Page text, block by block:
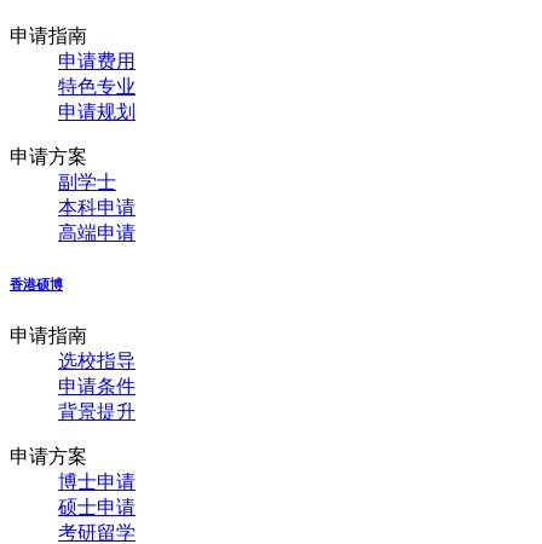
申请指南
申请费用
特色专业
申请规划
申请方案
副学士
本科申请
高端申请
香港硕博
申请指南
选校指导
申请条件
背景提升
申请方案
博士申请
硕士申请
考研留学